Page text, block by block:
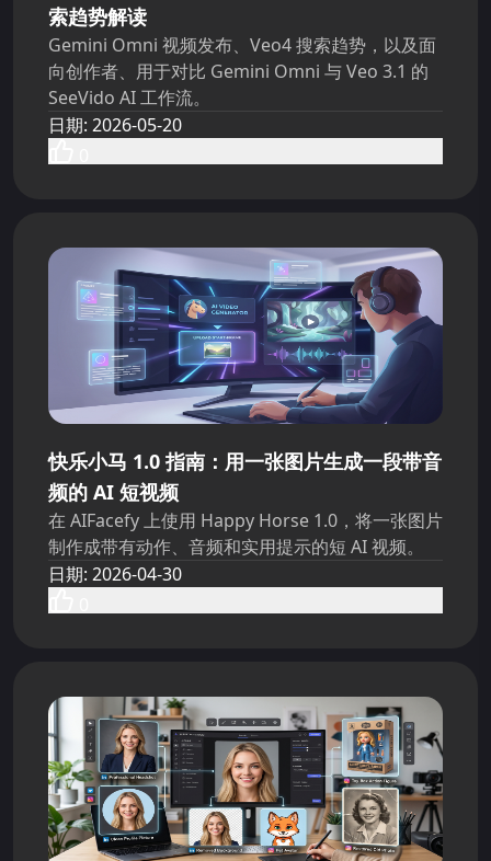
索趋势解读
Gemini Omni 视频发布、Veo4 搜索趋势，以及面
向创作者、用于对比 Gemini Omni 与 Veo 3.1 的
SeeVido AI 工作流。
日期: 2026-05-20
快乐小马 1.0 指南：用一张图片生成一段带音
频的 AI 短视频
在 AIFacefy 上使用 Happy Horse 1.0，将一张图片
制作成带有动作、音频和实用提示的短 AI 视频。
日期: 2026-04-30